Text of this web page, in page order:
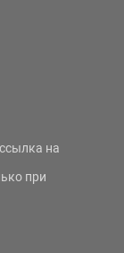
на
при